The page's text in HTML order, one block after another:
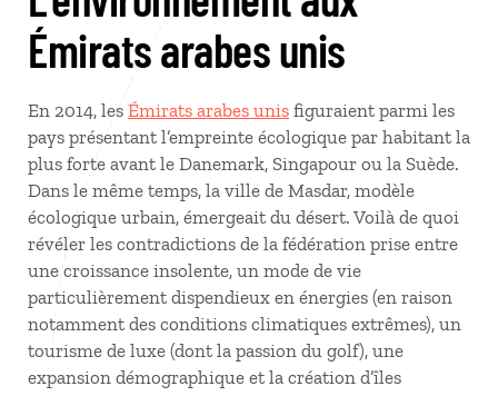
Émirats arabes unis
En 2014, les Émirats arabes unis figuraient parmi les
pays présentant l’empreinte écologique par habitant la
plus forte avant le Danemark, Singapour ou la Suède.
Dans le même temps, la ville de Masdar, modèle
écologique urbain, émergeait du désert. Voilà de quoi
révéler les contradictions de la fédération prise entre
une croissance insolente, un mode de vie
particulièrement dispendieux en énergies (en raison
notamment des conditions climatiques extrêmes), un
tourisme de luxe (dont la passion du golf), une
expansion démographique et la création d’îles